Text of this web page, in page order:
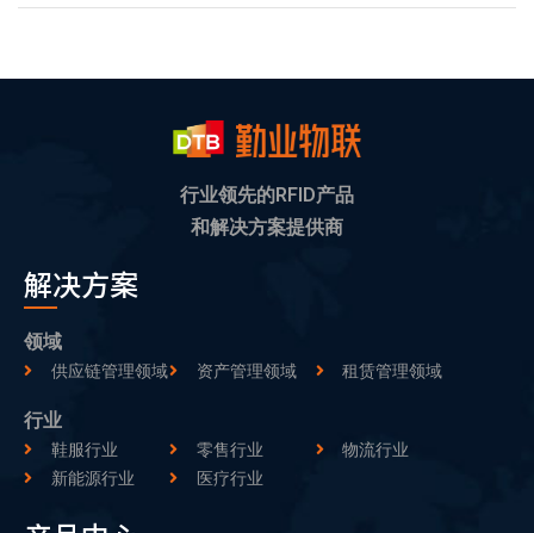
行业领先的RFID产品
和解决方案提供商
解决方案
领域
供应链管理领域 资产管理领域 租赁管理领域
行业
鞋服行业 零售行业
物流行业
新能源行业
医疗行业